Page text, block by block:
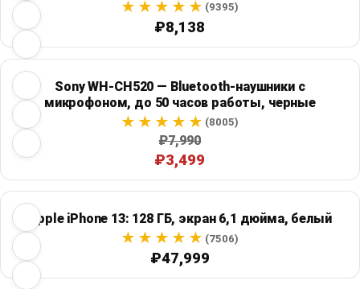
(9395)
₽8,138
Sony WH-CH520 — Bluetooth-наушники с
микрофоном, до 50 часов работы, черные
(8005)
₽7,990
₽3,499
Apple iPhone 13: 128 ГБ, экран 6,1 дюйма, белый
(7506)
₽47,999